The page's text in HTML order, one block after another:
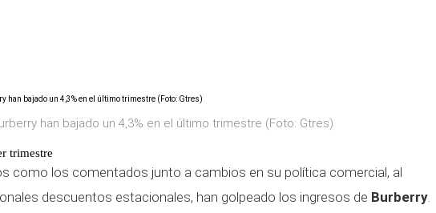
han bajado un 4,3% en el último trimestre (Foto: Gtres)
trimestre
como los comentados junto a cambios en su política comercial, al
descuentos estacionales, han golpeado los ingresos de Burberry.